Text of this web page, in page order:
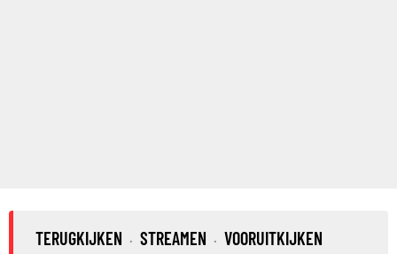
TERUGKIJKEN · STREAMEN · VOORUITKIJKEN